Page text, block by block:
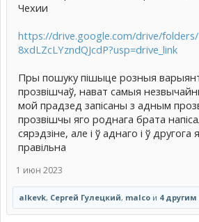
Чехии
https://drive.google.com/drive/folders/
8xdLZcLYzndQJcdP?usp=drive_link
Пры пошуку пішыце розныя
прозвішчаў, нават самыя
мой прадзед запісаны з адным
прозвішчы яго роднага брата
сярэдзіне, але і ў аднаго і ў
правільна
1 июн 2023
alkevk, Сергей Гулецкий, malco и 4 другим